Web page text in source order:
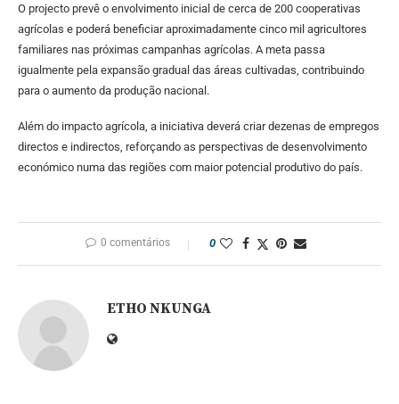
O projecto prevê o envolvimento inicial de cerca de 200 cooperativas
agrícolas e poderá beneficiar aproximadamente cinco mil agricultores
familiares nas próximas campanhas agrícolas. A meta passa
igualmente pela expansão gradual das áreas cultivadas, contribuindo
para o aumento da produção nacional.
Além do impacto agrícola, a iniciativa deverá criar dezenas de empregos
directos e indirectos, reforçando as perspectivas de desenvolvimento
económico numa das regiões com maior potencial produtivo do país.
0 comentários 0
ETHO NKUNGA